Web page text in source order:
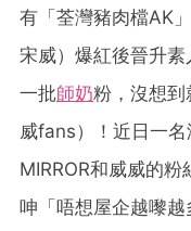
有「荃灣豬肉檔AK
宋威）爆紅後晉升素
一批師奶粉，沒想到
威fans）！近日一
MIRROR和威威的
呻「唔想屋企越嚟越